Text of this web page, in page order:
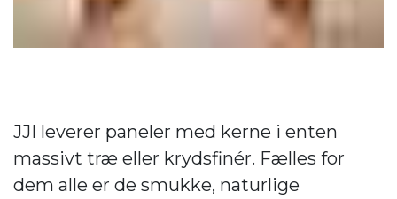
JJI leverer paneler med kerne i enten
massivt træ eller krydsfinér. Fælles for
dem alle er de smukke, naturlige